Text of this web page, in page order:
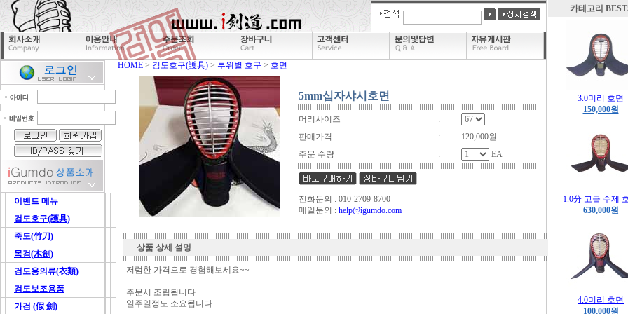
이벤트 메뉴
검도호구(護具)
죽도(竹刀)
목검(木劍)
검도용의류(衣類)
검도보조용품
가검 (假 劍)
카테고리
3.0미리 호면
150,000원
1.0分 고급 수제
630,000원
4.0미리 호면
100,000원
HOME > 검도호구(護具) > 부위별 호구 > 호면
5mm십자샤시호면
머리사이즈
:
판매가격
:
120,000원
주문 수량
: EA
전화문의 : 010-2709-8700
메일문의 : help@igumdo.com
상품 상세 설명
저럼한 가격으로 경험해보세요~~
주문시 조립됩니다
일주일정도 소요됩니다